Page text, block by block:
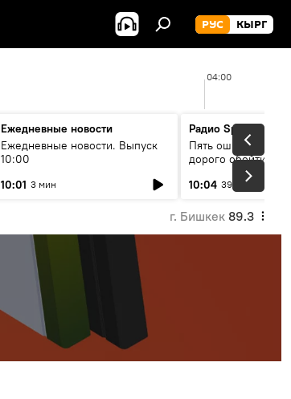
РУС КЫРГ
04:00
Ежедневные новости
Ежедневные новости. Выпуск
10:00
10:01 3 мин
Радио Sputnik
Пять ошибок
дорого обойтись
10:04 39 мин
г. Бишкек 89.3